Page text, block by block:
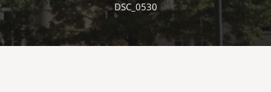
DSC_0530